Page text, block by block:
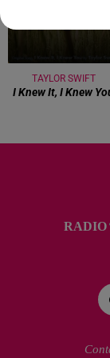
TAYLOR SWIFT
I Knew It, I Knew
RADIO